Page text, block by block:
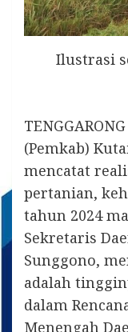
Ilustrasi
(Pemkab)
mencatat
pertanian,
tahun 2024
Sekretaris
Sunggono,
adalah
dalam
Menengah